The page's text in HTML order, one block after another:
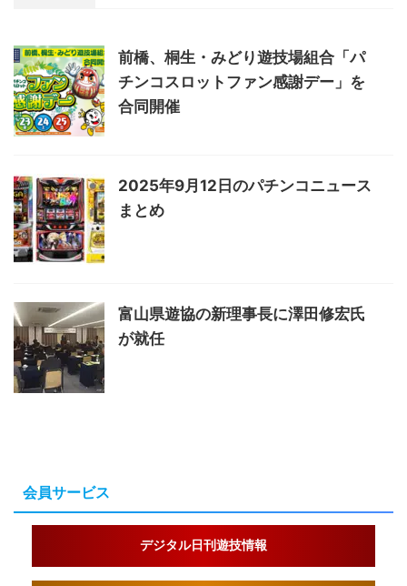
前橋、桐生・みどり遊技場組合「パ
チンコスロットファン感謝デー」を
合同開催
2025年9月12日のパチンコニュース
まとめ
富山県遊協の新理事長に澤田修宏氏
が就任
会員サービス
デジタル日刊遊技情報